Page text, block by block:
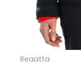
Regatta